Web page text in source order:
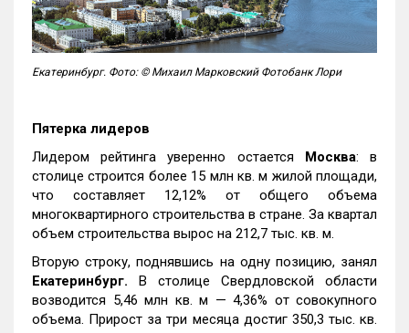
Екатеринбург. Фото: © Михаил Марковский Фотобанк Лори
Пятерка лидеров
Лидером рейтинга уверенно остается
Москва: в
столице строится более 15 млн кв. м жилой площади,
что составляет 12,12% от общего объема
многоквартирного строительства в стране. За квартал
объем строительства вырос на 212,7 тыс. кв. м.
Вторую строку, поднявшись на одну позицию, занял
Екатеринбург.
В столице Свердловской области
возводится 5,46 млн кв. м — 4,36% от совокупного
объема. Прирост за три месяца достиг 350,3 тыс. кв.